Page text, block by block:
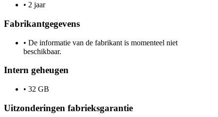
• 2 jaar
Fabrikantgegevens
• De informatie van de fabrikant is momenteel niet
beschikbaar.
Intern geheugen
• 32 GB
Uitzonderingen fabrieksgarantie